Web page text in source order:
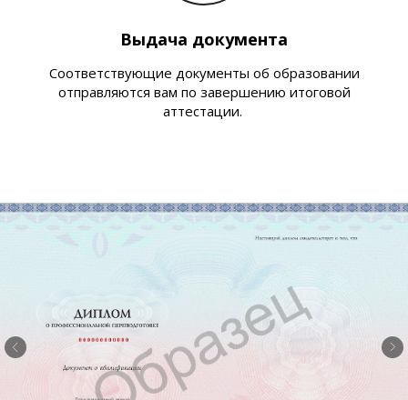
Выдача документа
Соответствующие документы об образовании
отправляются вам по завершению итоговой
аттестации.